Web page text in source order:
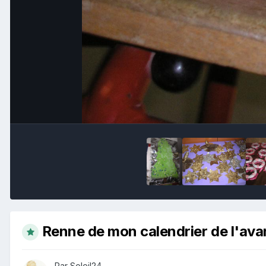
Renne de mon calendrier de